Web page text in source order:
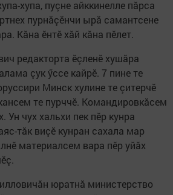
хупа, пуçне айккинелле пăрса
пурнăçӗнчи ырă самантсене
Кăна ӗнтӗ хăй кăна пӗлет.
редакторта ӗçленӗ хушăра
çук ӳссе кайрӗ. 7 пине те
Минск хулине те çитерчӗ
те пурччӗ. Командировкăсем
Ун чух хальхи пек пӗр кунра
тăк виçӗ кунран сахала мар
материалсем вара пӗр уйăх
юратнă министерство